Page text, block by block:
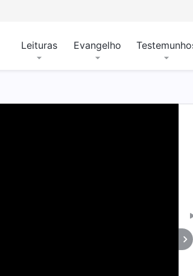
Leituras Evangelho